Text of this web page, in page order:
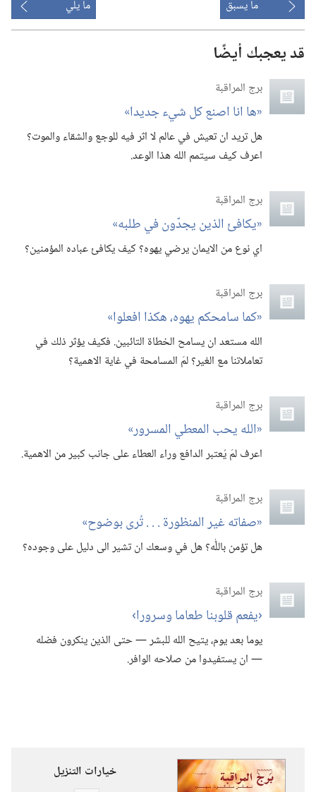
ما يسبق ما يلي
قد يعجبك أيضًا
برج المراقبة
‏«ها انا اصنع كل شيء جديدا»‏
هل تريد ان تعيش في عالم لا اثر فيه للوجع والشقاء والموت؟‏
اعرف كيف سيتمم الله هذا الوعد.‏
برج المراقبة
‏«يكافئ الذين يجدّون في طلبه»‏
اي نوع من الايمان يرضي يهوه؟‏ كيف يكافئ عباده المؤمنين؟‏
برج المراقبة
‏«كما سامحكم يهوه،‏ هكذا افعلوا»‏
الله مستعد ان يسامح الخطاة التائبين.‏ فكيف يؤثر ذلك في
تعاملاتنا مع الغير؟‏ لمَ المسامحة في غاية الاهمية؟‏
برج المراقبة
‏«الله يحب المعطي المسرور»‏
اعرف لمَ يُعتبر الدافع وراء العطاء على جانب كبير من الاهمية.‏
برج المراقبة
‏«صفاته غير المنظورة .‏ .‏ .‏ تُرى بوضوح»‏
هل تؤمن باللّٰه؟‏ هل في وسعك ان تشير الى دليل على وجوده؟‏
برج المراقبة
‏‹يفعم قلوبنا طعاما وسرورا›‏
يوما بعد يوم،‏ يتيح الله للبشر —‏ حتى الذين ينكرون فضله
—‏ ان يستفيدوا من صلاحه الوافر.‏
خيارات التنزيل